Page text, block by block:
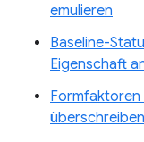
emulieren
Baseline-
Eigenschaft
überschreiben